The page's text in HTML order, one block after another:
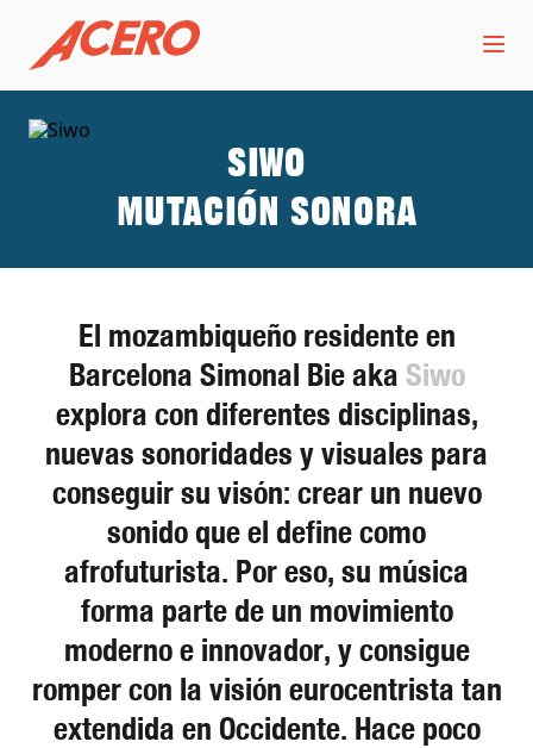
Siwo
Mutación sonora
El mozambiqueño residente en
Barcelona Simonal Bie aka Siwo
explora con diferentes disciplinas,
nuevas sonoridades y visuales para
conseguir su visón: crear un nuevo
sonido que el define como
afrofuturista. Por eso, su música
forma parte de un movimiento
moderno e innovador, y consigue
romper con la visión eurocentrista tan
extendida en Occidente. Hace poco